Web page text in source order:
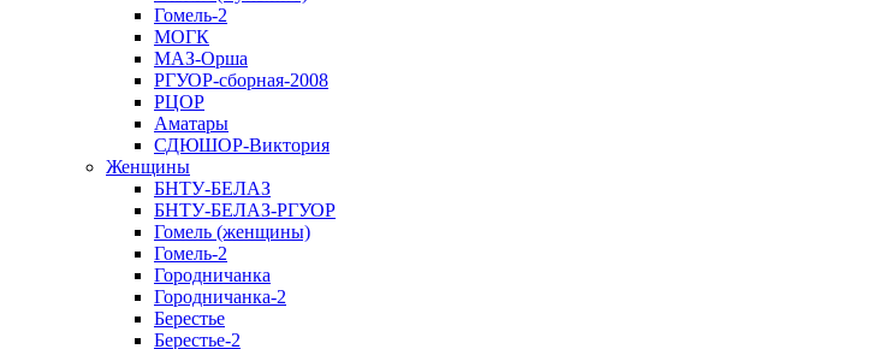
Гомель-2
МОГК
МАЗ-Орша
РГУОР-сборная-2008
РЦОР
Аматары
СДЮШОР-Виктория
Женщины
БНТУ-БЕЛАЗ
БНТУ-БЕЛАЗ-РГУОР
Гомель (женщины)
Гомель-2
Городничанка
Городничанка-2
Берестье
Берестье-2